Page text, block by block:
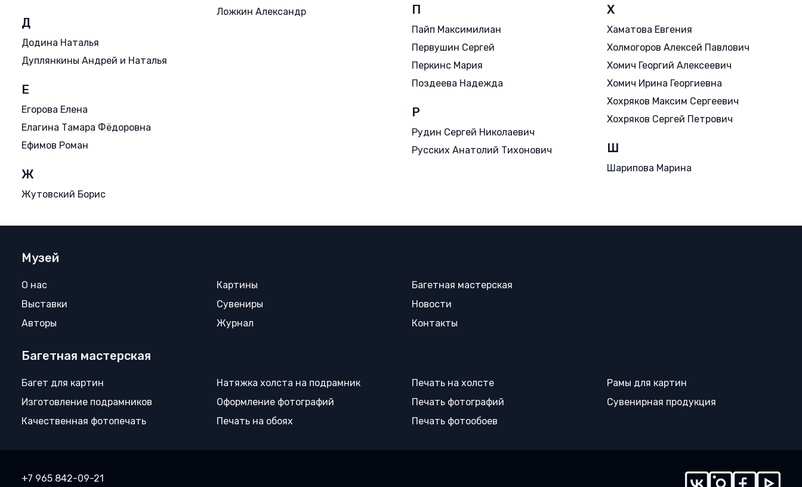
Д
Додина Наталья
Дуплянкины Андрей и Наталья
Е
Егорова Елена
Елагина Тамара Фёдоровна
Ефимов Роман
Ж
Жутовский Борис
Ложкин Александр П
Пайп Максимилиан
Первушин Сергей
Перкинс Мария
Поздеева Надежда
Р
Рудин Сергей Николаевич
Русских Анатолий Тихонович
Х
Хаматова Евгения
Холмогоров Алексей Павлович
Хомич Георгий Алексеевич
Хомич Ирина Георгиевна
Хохряков Максим Сергеевич
Хохряков Сергей Петрович
Ш
Шарипова Марина
Музей
О нас
Выставки
Авторы
Картины
Сувениры
Журнал
Багетная мастерская
Новости
Контакты
Багетная мастерская
Багет для картин
Изготовление подрамников
Качественная фотопечать
Натяжка холста на подрамник
Оформление фотографий
Печать на обоях
Печать на холсте
Печать фотографий
Печать фотообоев
Рамы для картин
Сувенирная продукция
+7 965 842-09-21